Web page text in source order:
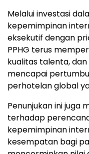
Melalui investasi
kepemimpinan
eksekutif dengan
PPHG terus
kualitas talenta,
mencapai
perhotelan global
Penunjukan ini juga
terhadap
kepemimpinan
kesempatan bagi